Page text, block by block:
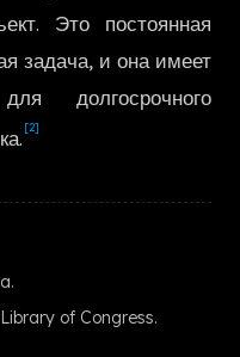
Это постоянная
задача, и она имеет
долгосрочного
[2]
of Congress.